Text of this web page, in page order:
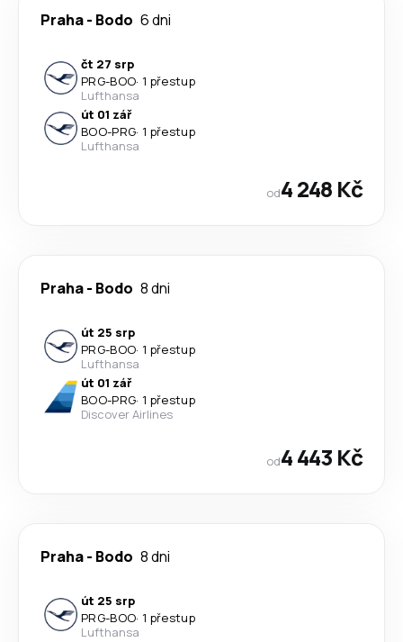
Praha- Bodo 6 dni
čt 27 srp
PRG-BOO· 1 přestup
Lufthansa
út 01 zář
BOO-PRG· 1 přestup
Lufthansa
od4 248 Kč
Praha- Bodo 8 dni
út 25 srp
PRG-BOO· 1 přestup
Lufthansa
út 01 zář
BOO-PRG· 1 přestup
Discover Airlines
od4 443 Kč
Praha- Bodo 8 dni
út 25 srp
PRG-BOO· 1 přestup
Lufthansa